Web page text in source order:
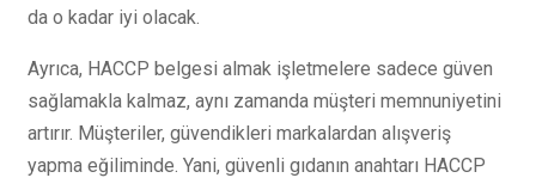
da o kadar iyi olacak.
Ayrıca, HACCP belgesi almak işletmelere sadece güven
sağlamakla kalmaz, aynı zamanda müşteri memnuniyetini
artırır. Müşteriler, güvendikleri markalardan alışveriş
yapma eğiliminde. Yani, güvenli gıdanın anahtarı HACCP